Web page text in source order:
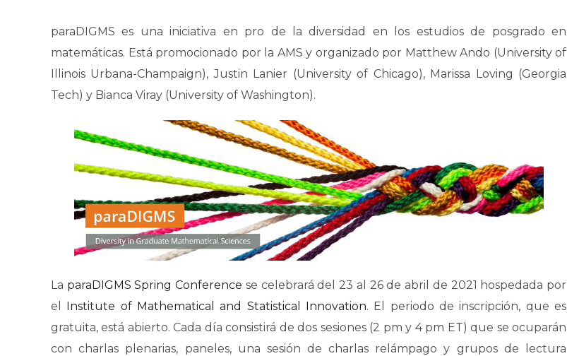
paraDIGMS es una iniciativa en pro de la diversidad en los estudios de posgrado en
matemáticas. Está promocionado por la AMS y organizado por Matthew Ando (University of
Illinois Urbana-Champaign), Justin Lanier (University of Chicago), Marissa Loving (Georgia
Tech) y Bianca Viray (University of Washington).
La paraDIGMS Spring Conference se celebrará del 23 al 26 de abril de 2021 hospedada por
el Institute of Mathematical and Statistical Innovation. El periodo de inscripción, que es
gratuita, está abierto. Cada día consistirá de dos sesiones (2 pm y 4 pm ET) que se ocuparán
con charlas plenarias, paneles, una sesión de charlas relámpago y grupos de lectura